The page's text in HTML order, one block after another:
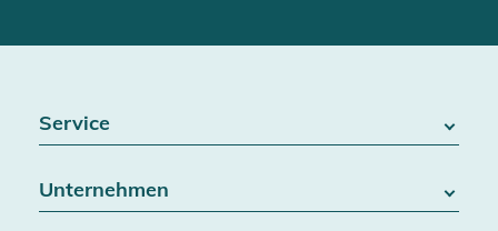
Service
Batteriegesetz
Unternehmen